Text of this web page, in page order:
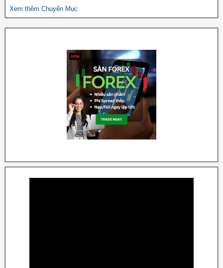
Xem thêm Chuyên Mục